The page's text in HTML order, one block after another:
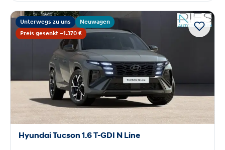
Unterwegs zu uns
Neuwagen
Preis gesenkt −1.370 €
Hyundai Tucson 1.6 T-GDI N Line